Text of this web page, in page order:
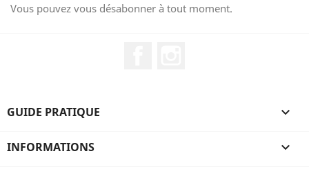
Vous pouvez vous désabonner à tout moment.
GUIDE PRATIQUE 
INFORMATIONS 